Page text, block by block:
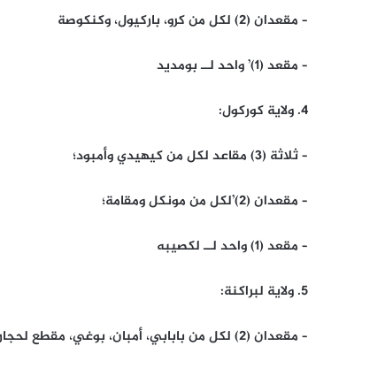
– مقعدان (2) لكل من كرو، باركيول، وكنكوصة
– مقعد (1)’ واحد لــ بومديد
4. ولاية كوركول:
– ثلاثة (3) مقاعد لكل من كيهيدي وأمبود؛
– مقعدان (2)’لكل من مونكل ومقامة؛
– مقعد (1) واحد لــ لكصيبه
5. ولاية لبراكنة:
– مقعدان (2) لكل من بابابي، أمبان، بوغي، مقطع لحجار، ألاك و مال